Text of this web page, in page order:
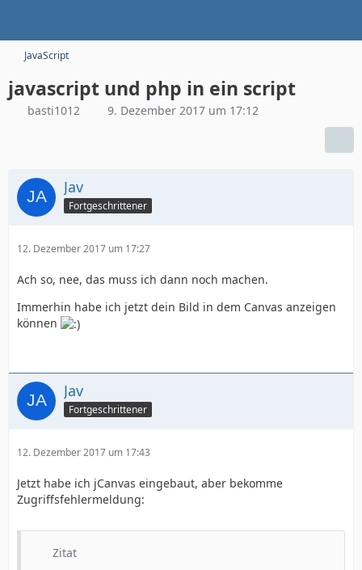
JavaScript
javascript und php in ein script
basti1012 9. Dezember 2017 um 17:12
Jav
Fortgeschrittener
12. Dezember 2017 um 17:27
Ach so, nee, das muss ich dann noch machen.
Immerhin habe ich jetzt dein Bild in dem Canvas anzeigen
können
Jav
Fortgeschrittener
12. Dezember 2017 um 17:43
Jetzt habe ich jCanvas eingebaut, aber bekomme
Zugriffsfehlermeldung:
Zitat